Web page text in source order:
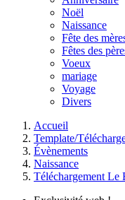
Noël
Naissance
Fête des
Fêtes des
Voeux
mariage
Voyage
Divers
Accueil
Template/
Évènements
Naissance
Téléchargement Le